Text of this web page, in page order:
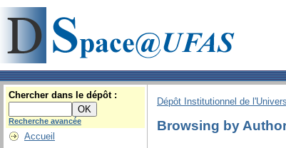
Chercher dans le dépôt :
Recherche avancée
Accueil
Dépôt Institutionnel de
Browsing by